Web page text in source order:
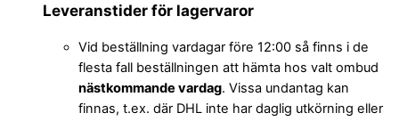
Leveranstider för lagervaror
Vid beställning vardagar före 12:00 så finns i de
flesta fall beställningen att hämta hos valt ombud
nästkommande vardag. Vissa undantag kan
finnas, t.ex. där DHL inte har daglig utkörning eller